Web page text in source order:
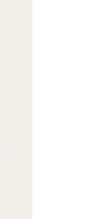
ein